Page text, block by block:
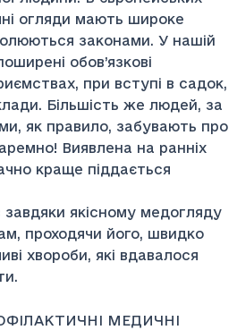
огляди мають широке
законами. У нашій
обов’язкові
при вступі в садок,
Більшість же людей, за
як правило, забувають про
Виявлена на ранніх
краще піддається
завдяки якісному медогляду
проходячи його, швидко
хвороби, які вдавалося
МЕДИЧНІ